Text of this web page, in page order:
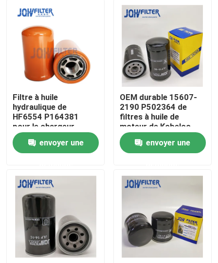
Produits
vidéo
À propos de nous
Visite de l'usine
Contrôle de la qualité
Nouvelles
Demandez un devis
Excavatrice Air Filter
Filtre à huile
hydraulique de
HF6554 P164381
pour le chargeur
Forklift de JCB de Bob
Loader Hitachi
envoyer une
OEM durable 15607-
2190 P502364 de
filtres à huile de
moteur de Kobelco
SK200-8
envoyer une